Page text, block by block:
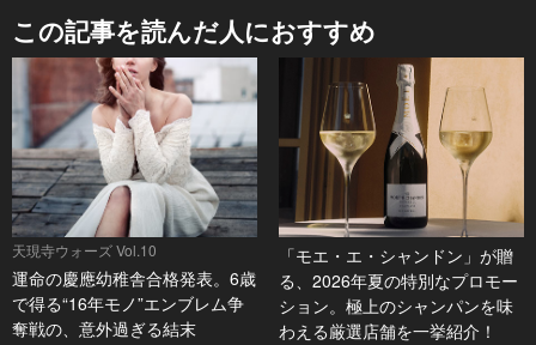
この記事を読んだ人におすすめ
天現寺ウォーズ Vol.10
運命の慶應幼稚舎合格発表。6歳
で得る“16年モノ”エンブレム争
奪戦の、意外過ぎる結末
「モエ・エ・シャンドン」が贈
る、2026年夏の特別なプロモー
ション。極上のシャンパンを味
わえる厳選店舗を一挙紹介！